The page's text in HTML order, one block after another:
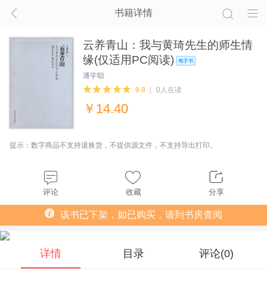
书籍详情
云养青山：我与黄琦先生的师生情
缘(仅适用PC阅读)
潘学聪
9.8
0人在读
￥ 14.40
提示：数字商品不支持退换货，不提供源文件，不支持导出打印。
评论 收藏 分享
该书已下架，如已购买，请到书房查阅
详情 目录 评论(0)